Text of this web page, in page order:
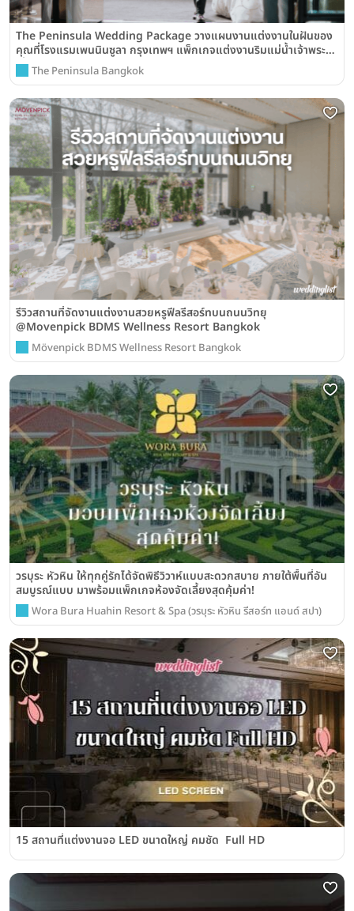
The Peninsula Wedding Package วางแผนงานแต่งงานในฝันของ
คุณที่โรงแรมเพนนินซูลา กรุงเทพฯ แพ็กเกจแต่งงานริมแม่น้ำเจ้าพระยา
เริ่มต้น 350,000 บาท
The Peninsula Bangkok
รีวิวสถานที่จัดงานแต่งงานสวยหรูฟีลรีสอร์ทบนถนนวิทยุ
@Movenpick BDMS Wellness Resort Bangkok
Mövenpick BDMS Wellness Resort Bangkok
วรบุระ หัวหิน ให้ทุกคู่รักได้จัดพิธีวิวาห์แบบสะดวกสบาย ภายใต้พื้นที่อัน
สมบูรณ์แบบ มาพร้อมแพ็กเกจห้องจัดเลี้ยงสุดคุ้มค่า!
Wora Bura Huahin Resort & Spa (วรบุระ หัวหิน รีสอร์ท แอนด์ สปา)
15 สถานที่แต่งงานจอ LED ขนาดใหญ่ คมชัด Full HD